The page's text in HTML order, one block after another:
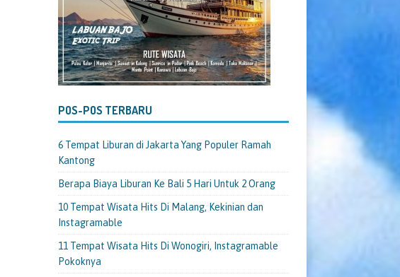
POS-POS TERBARU
6 Tempat Liburan di Jakarta Yang Populer Ramah
Kantong
Berapa Biaya Liburan Ke Bali 5 Hari Untuk 2 Orang
10 Tempat Wisata Hits Di Malang, Kekinian dan
Instagramable
11 Tempat Wisata Hits Di Wonogiri, Instagramable
Pokoknya